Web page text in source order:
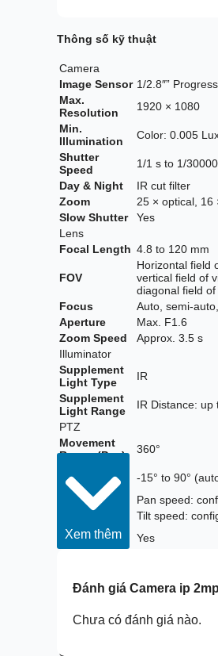
Thông số kỹ thuật
Camera
Image Sensor 1/2.8″”
Max.
Resolution
1920 × 1080
Min.
Illumination
Color: 0.005
Shutter
Speed
1/1 s to 1/
Day & Night
IR cut filter
Zoom
25 × optical, 16
Slow Shutter
Yes
Lens
Focal Length 4.8 to 120 mm
FOV
Horizontal field
vertical field of
diagonal field of
Focus
Auto, semi-
Aperture
Max. F1.6
Zoom Speed
Approx. 3.5 s
Illuminator
Supplement
Light Type
IR
Supplement
Light Range
IR Distance: up
PTZ
Movement
Range (Pan)
360°
Range (Tilt)
-15° to 90°
Pan Speed
Pan speed:
Tilt speed:
Proportional
Yes
Freezing
Yes
Pattern Scan
4 pattern scans
3D
Xem thêm
Đánh giá Camera ip
Chưa có đánh giá nào.